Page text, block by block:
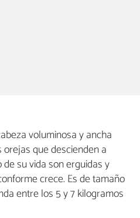
voluminosa y ancha
que descienden a
su vida son erguidas y
crece. Es de tamaño
entre los 5 y 7 kilogramos